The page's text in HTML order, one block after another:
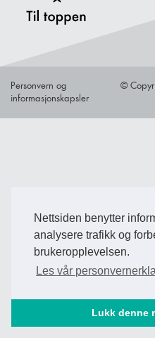
Nettsiden benytter
analysere trafikk og
brukeropplevelsen.
Les vår
Lukk denne
Personvern og
informasjonskapsler
©